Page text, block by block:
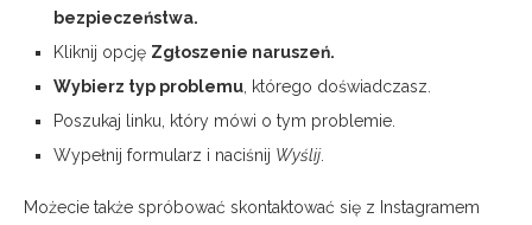
bezpieczeństwa.
Kliknij opcję Zgłoszenie naruszeń.
Wybierz typ problemu , którego doświadczasz.
Poszukaj linku, który mówi o tym problemie.
Wypełnij formularz i naciśnij Wyślij.
Możecie także spróbować skontaktować się z Instagramem